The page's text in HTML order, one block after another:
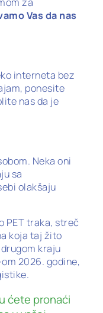
Vas da nas
interneta bez
ponesite
nas da je
Neka oni
sa
olakšaju
PET traka, streč
koja taj žito
kraju
2026. godine,
ćete pronaći